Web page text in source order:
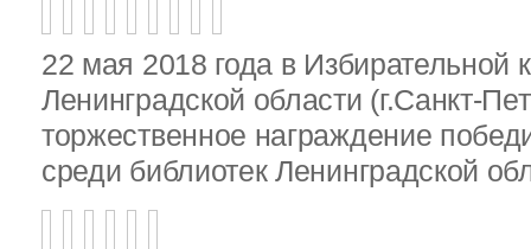
22 мая 2018 года в Избирательной
Ленинградской области (г.Санкт-
торжественное награждение
среди библиотек Ленинградской